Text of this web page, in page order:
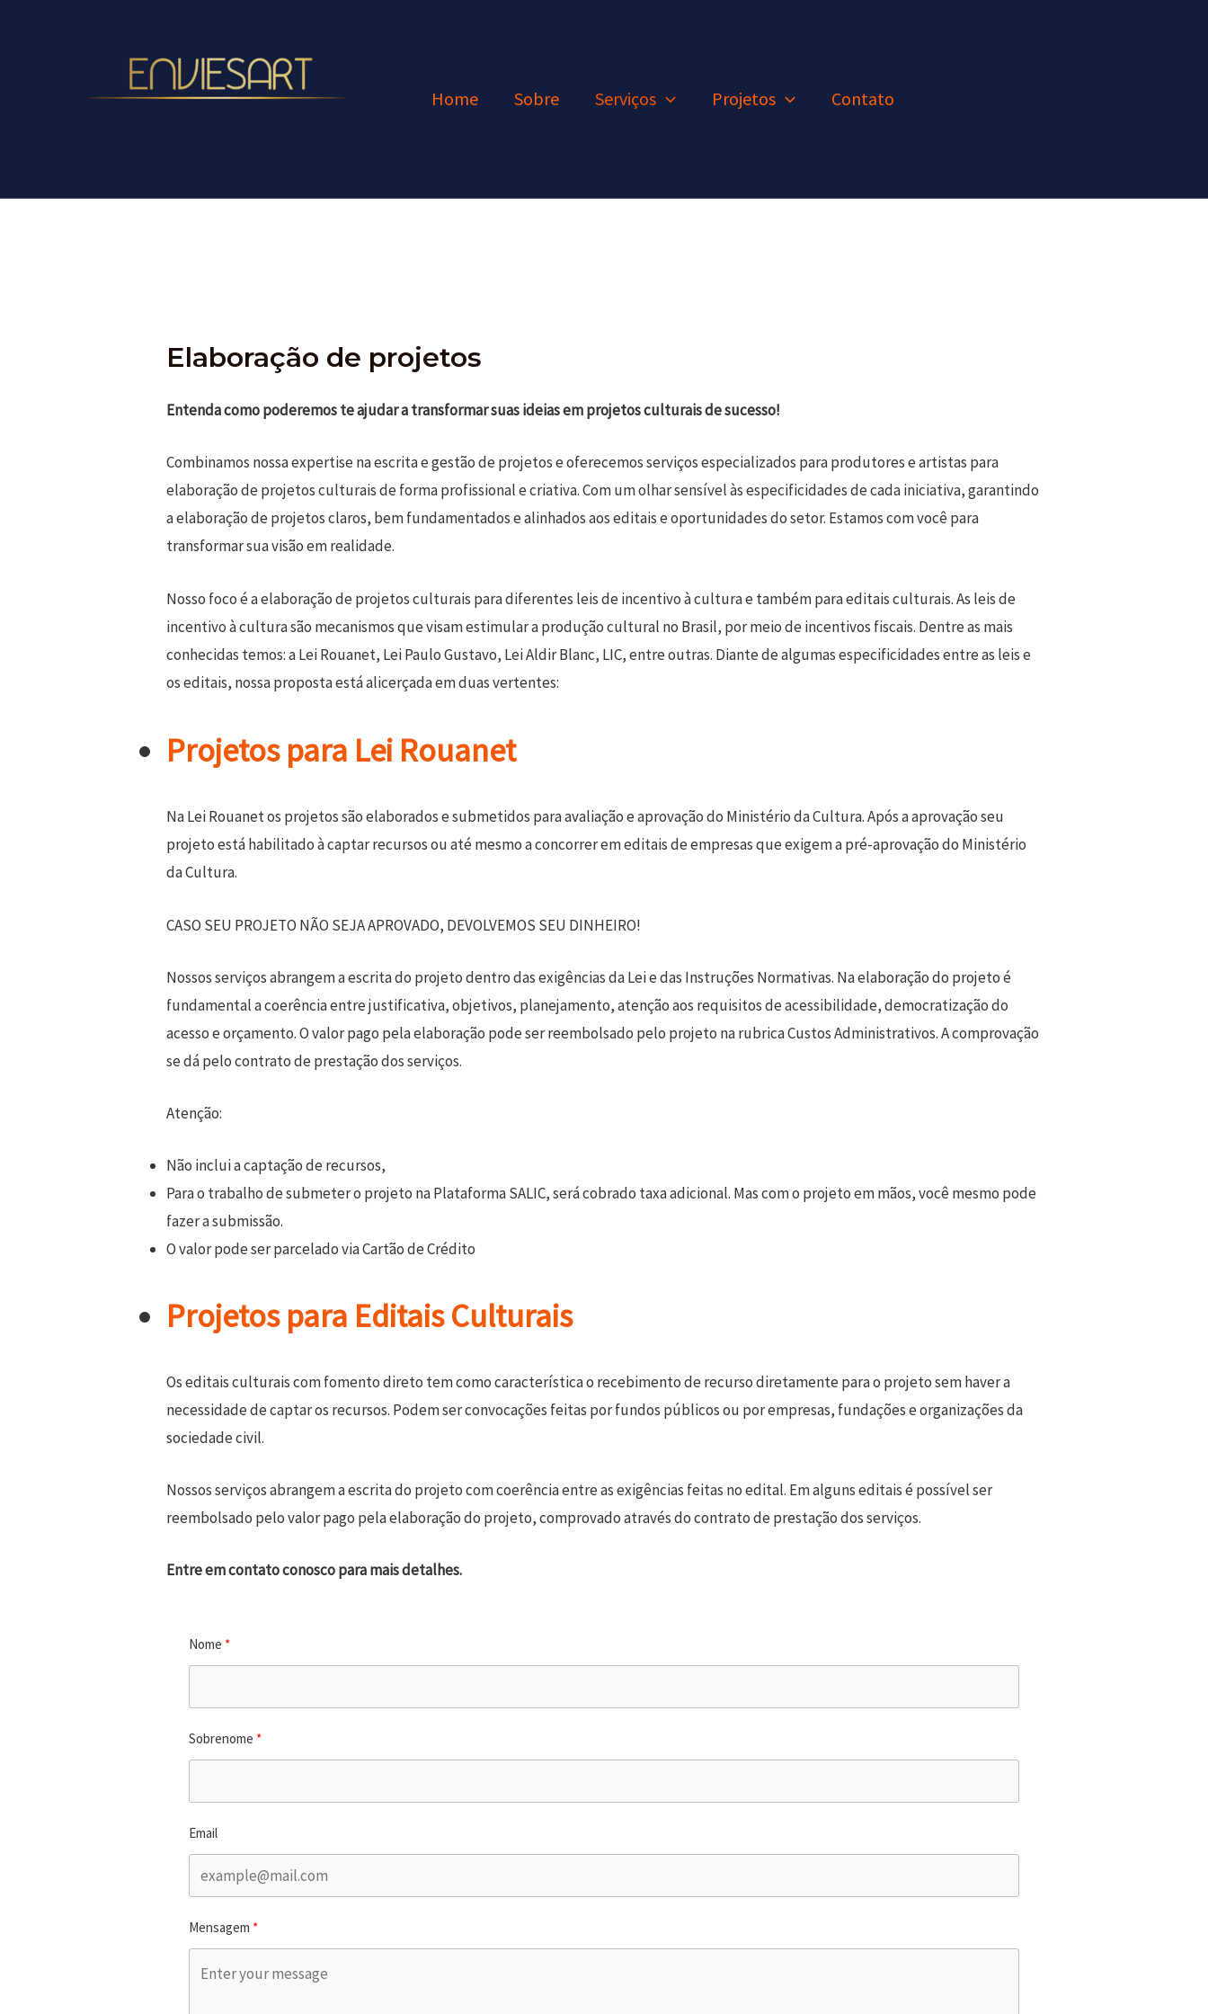
Home Sobre Serviços Projetos Contato
Elaboração de projetos
Entenda como poderemos te ajudar a transformar suas ideias em projetos culturais de sucesso!
Combinamos nossa expertise na escrita e gestão de projetos e oferecemos serviços especializados para produtores e artistas para
elaboração de projetos culturais de forma profissional e criativa. Com um olhar sensível às especificidades de cada iniciativa, garantindo
a elaboração de projetos claros, bem fundamentados e alinhados aos editais e oportunidades do setor. Estamos com você para
transformar sua visão em realidade.
Nosso foco é a elaboração de projetos culturais para diferentes leis de incentivo à cultura e também para editais culturais. As leis de
incentivo à cultura são mecanismos que visam estimular a produção cultural no Brasil, por meio de incentivos fiscais. Dentre as mais
conhecidas temos: a Lei Rouanet, Lei Paulo Gustavo, Lei Aldir Blanc, LIC, entre outras. Diante de algumas especificidades entre as leis e
os editais, nossa proposta está alicerçada em duas vertentes:
Projetos para Lei Rouanet
Na Lei Rouanet os projetos são elaborados e submetidos para avaliação e aprovação do Ministério da Cultura. Após a aprovação seu
projeto está habilitado à captar recursos ou até mesmo a concorrer em editais de empresas que exigem a pré-aprovação do Ministério
da Cultura.
CASO SEU PROJETO NÃO SEJA APROVADO, DEVOLVEMOS SEU DINHEIRO!
Nossos serviços abrangem a escrita do projeto dentro das exigências da Lei e das Instruções Normativas. Na elaboração do projeto é
fundamental a coerência entre justificativa, objetivos, planejamento, atenção aos requisitos de acessibilidade, democratização do
acesso e orçamento. O valor pago pela elaboração pode ser reembolsado pelo projeto na rubrica Custos Administrativos. A comprovação
se dá pelo contrato de prestação dos serviços.
Atenção:
Não inclui a captação de recursos,
Para o trabalho de submeter o projeto na Plataforma SALIC, será cobrado taxa adicional. Mas com o projeto em mãos, você mesmo pode
fazer a submissão.
O valor pode ser parcelado via Cartão de Crédito
Projetos para Editais Culturais
Os editais culturais com fomento direto tem como característica o recebimento de recurso diretamente para o projeto sem haver a
necessidade de captar os recursos. Podem ser convocações feitas por fundos públicos ou por empresas, fundações e organizações da
sociedade civil.
Nossos serviços abrangem a escrita do projeto com coerência entre as exigências feitas no edital. Em alguns editais é possível ser
reembolsado pelo valor pago pela elaboração do projeto, comprovado através do contrato de prestação dos serviços.
Entre em contato conosco para mais detalhes.
Nome
Sobrenome
Email
Mensagem